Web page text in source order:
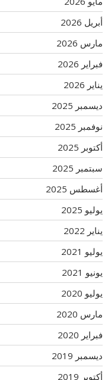
أبريل 2026
مارس 2026
فبراير 2026
يناير 2026
ديسمبر 2025
نوفمبر 2025
أكتوبر 2025
سبتمبر 2025
أغسطس 2025
يوليو 2025
يناير 2022
يوليو 2021
يونيو 2021
يوليو 2020
مارس 2020
فبراير 2020
ديسمبر 2019
أكتوبر 2019